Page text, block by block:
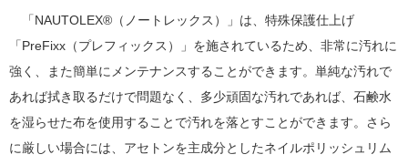
「NAUTOLEX®（ノートレックス）」は、特殊保護仕上げ
「PreFixx（プレフィックス）」を施されているため、非常に汚れに
強く、また簡単にメンテナンスすることができます。単純な汚れで
あれば拭き取るだけで問題なく、多少頑固な汚れであれば、石鹸水
を湿らせた布を使用することで汚れを落とすことができます。さら
に厳しい場合には、アセトンを主成分としたネイルポリッシュリム